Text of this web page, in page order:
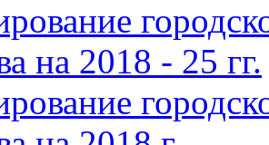
на 2018 - 25 гг.